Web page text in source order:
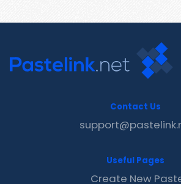
Contact Us
Useful Pages
Create New